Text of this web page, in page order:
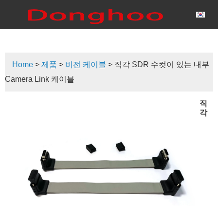
Home > 제품 > 비전 케이블 > 직각 SDR 수컷이 있는 내부
Camera Link 케이블
직
각